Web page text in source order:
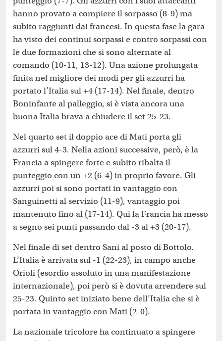
hanno provato a compiere il sorpasso (8-9) ma
subito raggiunti dai francesi. In questa fase la gara
ha visto dei continui sorpassi e contro sorpassi con
le due formazioni che si sono alternate al
comando (10-11, 13-12). Una azione prolungata
finita nel migliore dei modi per gli azzurri ha
portato l’Italia sul +4 (17-14). Nel finale, dentro
Boninfante al palleggio, si è vista ancora una
buona Italia brava a chiudere il set 25-23.
Nel quarto set il doppio ace di Mati porta gli
azzurri sul 4-3. Nella azioni successive, però, è la
Francia a spingere forte e subito ribalta il
punteggio con un +2 (6-4) in proprio favore. Gli
azzurri poi si sono portati in vantaggio con
Sanguinetti al servizio (11-9), vantaggio poi
mantenuto fino al (17-14). Qui la Francia ha messo
a segno sei punti passando dal -3 al +3 (20-17).
Nel finale di set dentro Sani al posto di Bottolo.
L’Italia è arrivata sul -1 (22-23), in campo anche
Orioli (esordio assoluto in una manifestazione
internazionale), poi però si è dovuta arrendere sul
25-23. Quinto set iniziato bene dell’Italia che si è
portata in vantaggio con Mati (2-0).
La nazionale tricolore ha continuato a spingere